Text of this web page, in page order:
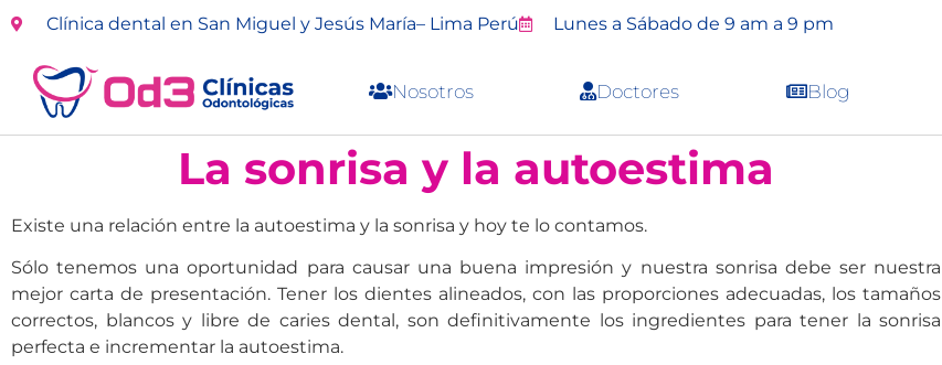
Clínica dental en San Miguel y Jesús María– Lima Perú Lunes a Sábado de 9 am a 9 pm
Nosotros Doctores Blog
La sonrisa y la autoestima
Existe una relación entre la autoestima y la sonrisa y hoy te lo contamos.
Sólo tenemos una oportunidad para causar una buena impresión y nuestra sonrisa debe ser nuestra
mejor carta de presentación. Tener los dientes alineados, con las proporciones adecuadas, los tamaños
correctos, blancos y libre de caries dental, son definitivamente los ingredientes para tener la sonrisa
perfecta e incrementar la autoestima.